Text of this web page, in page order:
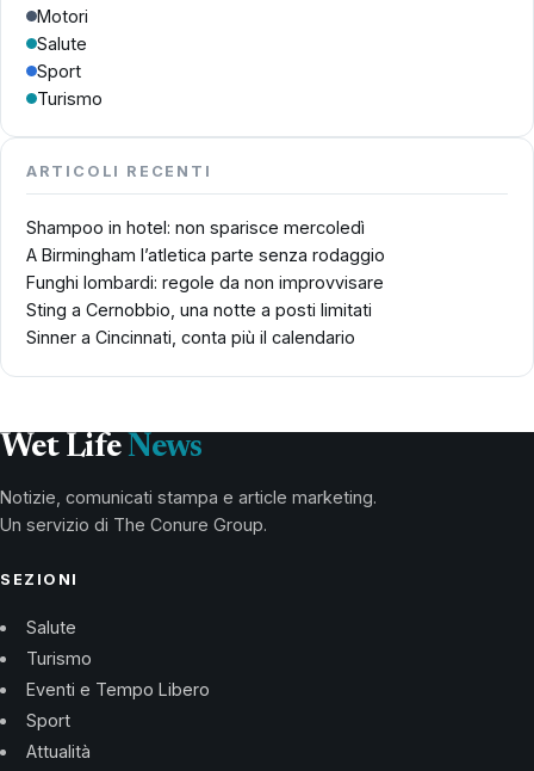
Motori
Salute
Sport
Turismo
ARTICOLI RECENTI
Shampoo in hotel: non sparisce mercoledì
A Birmingham l’atletica parte senza rodaggio
Funghi lombardi: regole da non improvvisare
Sting a Cernobbio, una notte a posti limitati
Sinner a Cincinnati, conta più il calendario
Wet Life News
Notizie, comunicati stampa e article marketing.
Un servizio di The Conure Group.
SEZIONI
Salute
Turismo
Eventi e Tempo Libero
Sport
Attualità